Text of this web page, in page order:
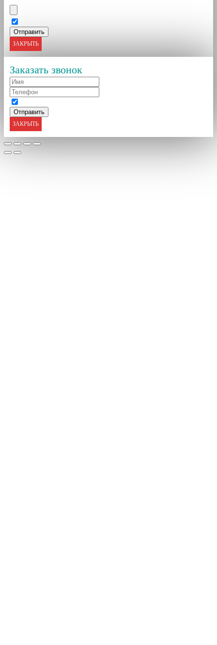
ЗАКРЫТЬ
Заказать звонок
ЗАКРЫТЬ